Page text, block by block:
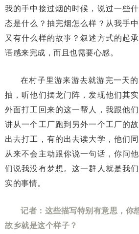
我的手中接过烟的时候，说过一些
态是什么？抽完烟怎么样？从我手
又有什么样的故事？叙述方式的起
语感来完成，而且也需要心感。
在村子里游来游去就游完一天
抽，听他们摆龙门阵，发现他们其
外面打工回来的这一帮人，我跟他
讲从一个工厂跑到另外一个工厂的
出去打工，有的出去读大学，他们
从来不会主动跟你说一句话，你问
们说我没有梦想。这一群人就是我
实的事情。
记者：这些描写特别有意思，你
故乡就是这个样子？